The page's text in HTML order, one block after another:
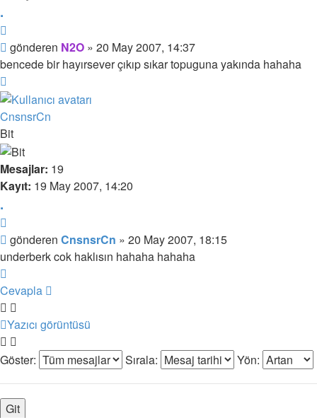
.
Mesaj
gönderen N2O » 20 May 2007, 14:37
bencede bir hayırsever çıkıp sıkar topuguna yakında hahaha
dön
CnsnsrCn
Bit
Mesajlar: 19
Kayıt: 19 May 2007, 14:20
.
Mesaj
gönderen CnsnsrCn » 20 May 2007, 18:15
underberk cok haklısın hahaha hahaha
dön
Cevapla
Yazıcı görüntüsü
Göster: Sırala: Yön: